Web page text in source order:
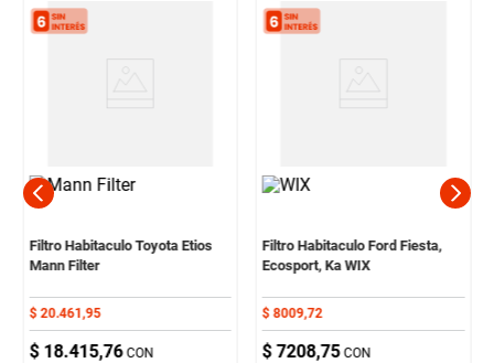
Filtro Habitaculo Toyota Etios
Mann Filter
$ 20.461 ,95
$ 18.415,76 CON
Filtro Habitaculo Ford Fiesta,
Ecosport, Ka WIX
$ 8009,72
$ 7208,75 CON